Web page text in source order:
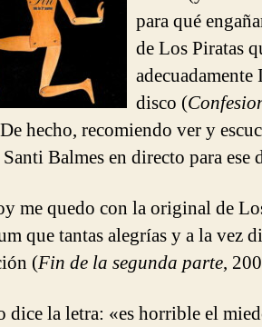
para qué
de Los Piratas
disco (
hecho, recomiendo ver y
Balmes en directo para ese
me quedo con la original de
que tantas alegrías y a la vez
(Fin de la segunda parte,
dice la letra: «es horrible el